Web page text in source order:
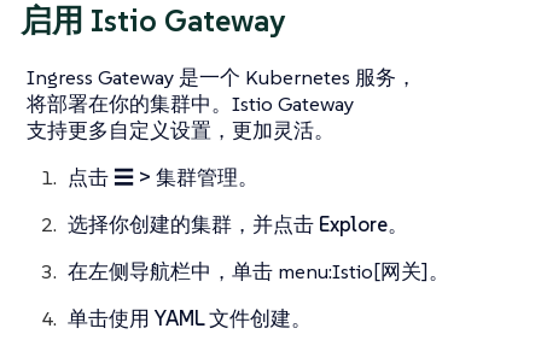
启用 Istio Gateway
Ingress Gateway 是一个 Kubernetes 服务，
将部署在你的集群中。Istio Gateway
支持更多自定义设置，更加灵活。
点击 ☰ > 集群管理。
选择你创建的集群，并点击 Explore。
在左侧导航栏中，单击 menu:Istio[网关]。
单击使用 YAML 文件创建。